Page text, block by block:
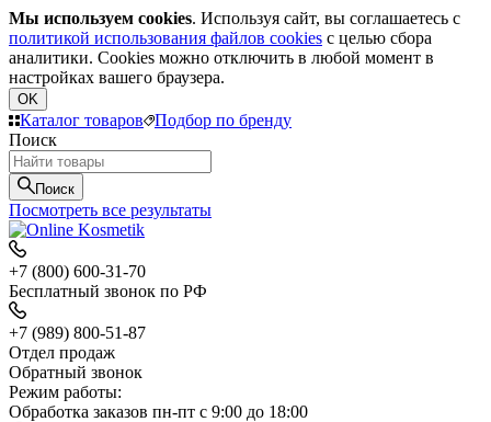
Мы используем cookies. Используя сайт, вы соглашаетесь с
политикой использования файлов cookies с целью сбора
аналитики. Cookies можно отключить в любой момент в
настройках вашего браузера.
OK
Каталог товаров
Подбор по бренду
Поиск
Поиск
Посмотреть все результаты
+7 (800) 600-31-70
Бесплатный звонок по РФ
+7 (989) 800-51-87
Отдел продаж
Обратный звонок
Режим работы:
Обработка заказов пн-пт с 9:00 до 18:00